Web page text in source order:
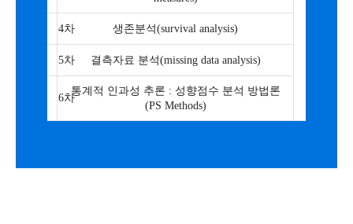
4차 생존분석(survival analysis)
5차 결측자료 분석(missing data analysis)
6차
통계적 인과성 추론 : 성향점수 분석 방법론
(PS Methods)